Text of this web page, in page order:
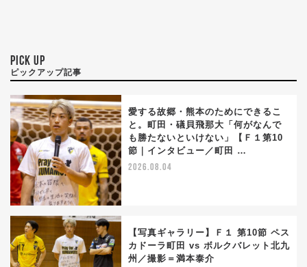
PICK UP
ピックアップ記事
愛する故郷・熊本のためにできるこ
と。町田・礒貝飛那大「何がなんで
も勝たないといけない」【Ｆ１第10
節｜インタビュー／町田 …
2026.08.04
【写真ギャラリー】Ｆ１ 第10節 ペス
カドーラ町田 vs ボルクバレット北九
州／撮影＝満本泰介